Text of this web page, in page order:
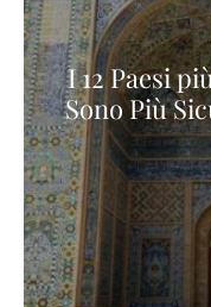
I 12 Paesi
Sono Più